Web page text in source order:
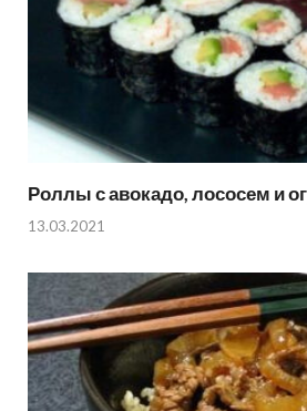
Роллы с авокадо, лососем и
13.03.2021